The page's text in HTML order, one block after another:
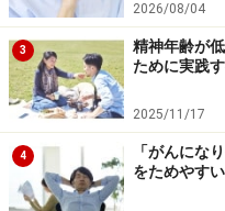
※記事内容は執筆時点のもの
い。
※当サイトにおける医師・医
断・治療行為ではありませ
切な医療機関での受診をお
個人の見解によるものであ
のではありません。当サイ
かなる損害についても、当
情報提供者は一切の責任を
免責事項
2026/08/04
3
精神年齢が
ために実践
2025/11/17
4
「がんにな
をためやす